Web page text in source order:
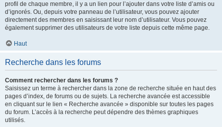
profil de chaque membre, il y a un lien pour l’ajouter dans votre liste d’amis ou
d’ignorés. Ou, depuis votre panneau de l’utilisateur, vous pouvez ajouter
directement des membres en saisissant leur nom d’utilisateur. Vous pouvez
également supprimer des utilisateurs de votre liste depuis cette même page.
Haut
Recherche dans les forums
Comment rechercher dans les forums ?
Saisissez un terme à rechercher dans la zone de recherche située en haut des
pages d’index, de forums ou de sujets. La recherche avancée est accessible
en cliquant sur le lien « Recherche avancée » disponible sur toutes les pages
du forum. L’accès à la recherche peut dépendre des thèmes graphiques
utilisés.